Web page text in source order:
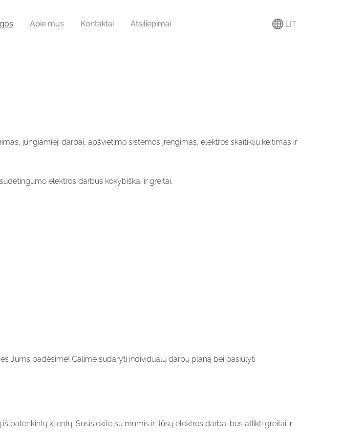
Apie mus Kontaktai Atsiliepimai LIT
jungiamieji darbai, apšvietimo sistemos įrengimas, elektros skaitiklių keitimas ir
elektros darbus kokybiškai ir greitai.
Jums padėsime! Galime sudaryti individualų darbų planą bei pasiūlyti
patenkintų klientų. Susisiekite su mumis ir Jūsų elektros darbai bus atlikti greitai ir